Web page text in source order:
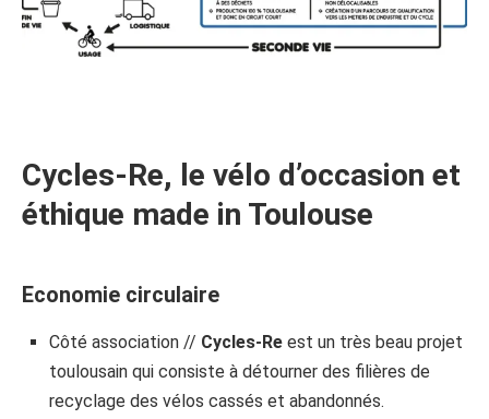
Cycles-Re, le vélo d’occasion et
éthique made in Toulouse
Economie circulaire
Côté association // Cycles-Re est un très beau projet
toulousain qui consiste à détourner des filières de
recyclage des vélos cassés et abandonnés.